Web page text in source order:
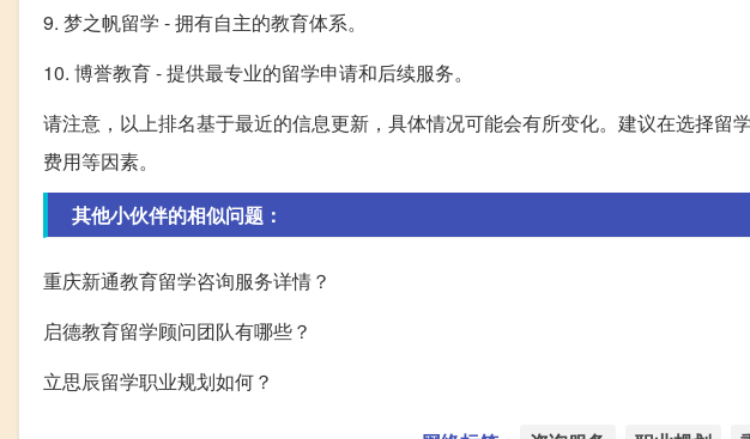
9. 梦之帆留学 - 拥有自主的教育体系。
10. 博誉教育 - 提供最专业的留学申请和后续服务。
请注意，以上排名基于最近的信息更新，具体情况可能会有所变化。建议在选择留
费用等因素。
其他小伙伴的相似问题：
重庆新通教育留学咨询服务详情？
启德教育留学顾问团队有哪些？
立思辰留学职业规划如何？